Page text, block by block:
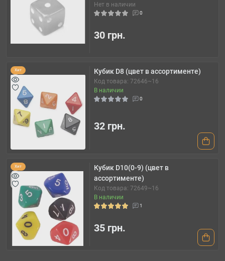
Нет в наличии
0
30 грн.
Хит Кубик D8 (цвет в ассортименте)
Код товара: 72646~16
В наличии
0
32 грн.
Хит
Кубик D10(0-9) (цвет в
ассортименте)
Код товара: 72649~16
В наличии
1
35 грн.